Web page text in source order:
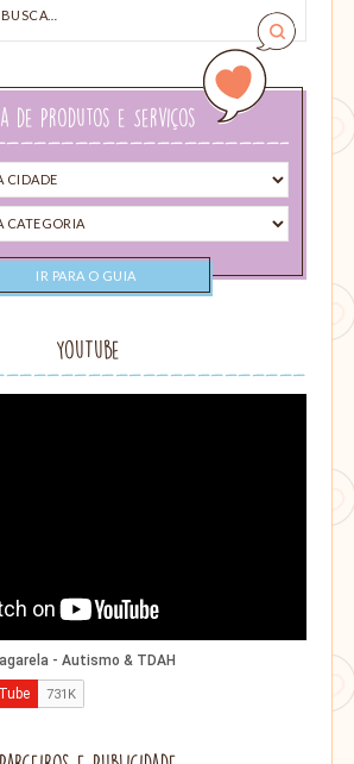
de Produtos e Serviços
YouTube